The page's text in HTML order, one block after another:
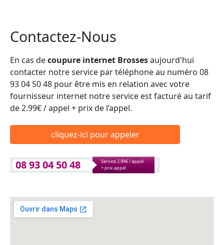
Contactez-Nous
En cas decoupure internet Brossesaujourd'hui
contacter notre service par téléphone au numéro 08
93 04 50 48 pour être mis en relation avec votre
fournisseur internet notre service est facturé au tarif
de 2.99€ / appel + prix de l’appel.
cliquez-ici pour appeler
08 93 04 50 48
Service 2.99€ / appel
+ prix appel